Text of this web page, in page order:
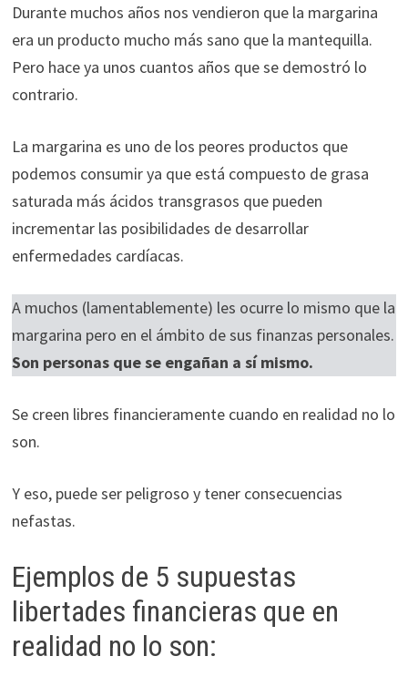
Durante muchos años nos vendieron que la margarina
era un producto mucho más sano que la mantequilla.
Pero hace ya unos cuantos años que se demostró lo
contrario.
La margarina es uno de los peores productos que
podemos consumir ya que está compuesto de grasa
saturada más ácidos transgrasos que pueden
incrementar las posibilidades de desarrollar
enfermedades cardíacas.
A muchos (lamentablemente) les ocurre lo mismo que la
margarina pero en el ámbito de sus finanzas personales.
Son personas que se engañan a sí mismo.
Se creen libres financieramente cuando en realidad no lo
son.
Y eso, puede ser peligroso y tener consecuencias
nefastas.
Ejemplos de 5 supuestas
libertades financieras que en
realidad no lo son:
Marketing
Al compartir tus
intereses y
comportamiento
nuestro sitio,
aumentas la
posibilidad de
ver contenido y
ofertas
personalizados.